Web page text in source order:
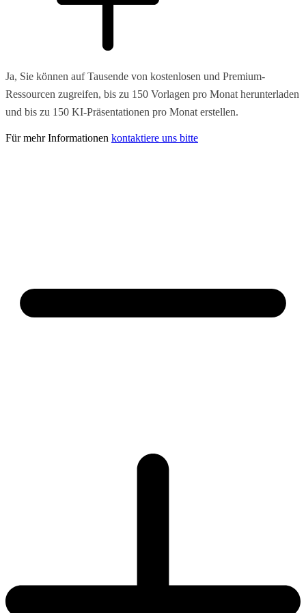
Ja, Sie können auf Tausende von kostenlosen und Premium-
Ressourcen zugreifen, bis zu 150 Vorlagen pro Monat herunterladen
und bis zu 150 KI-Präsentationen pro Monat erstellen.
Für mehr Informationen kontaktiere uns bitte